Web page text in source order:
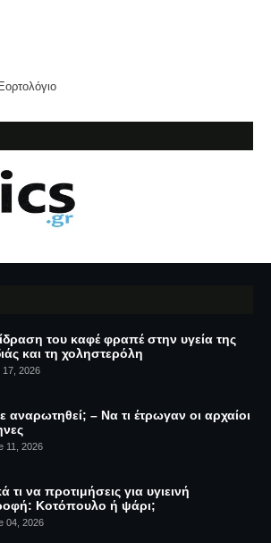
Εορτολόγιο
του καφέ φραπέ στην υγεία της
και τη χοληστερόλη
17, 2026
αναρωτηθεί; – Να τι έτρωγαν οι αρχαίοι
11, 2026
τι να προτιμήσεις για υγιεινή
Κοτόπουλο ή ψάρι;
04, 2026